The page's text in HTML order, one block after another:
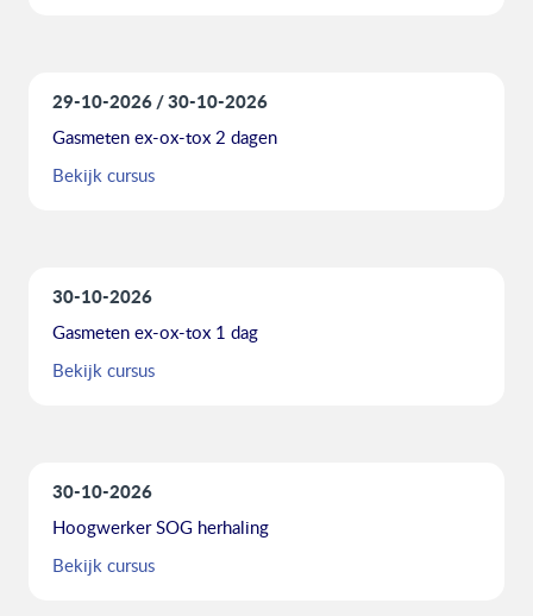
29-10-2026 30-10-2026
Gasmeten ex-ox-tox 2 dagen
Bekijk cursus
30-10-2026
Gasmeten ex-ox-tox 1 dag
Bekijk cursus
30-10-2026
Hoogwerker SOG herhaling
Bekijk cursus